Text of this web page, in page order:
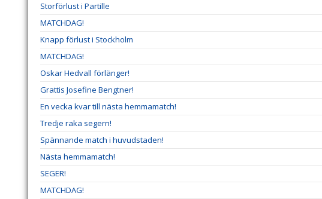
Storförlust i Partille
MATCHDAG!
Knapp förlust i Stockholm
MATCHDAG!
Oskar Hedvall förlänger!
Grattis Josefine Bengtner!
En vecka kvar till nästa hemmamatch!
Tredje raka segern!
Spännande match i huvudstaden!
Nästa hemmamatch!
SEGER!
MATCHDAG!